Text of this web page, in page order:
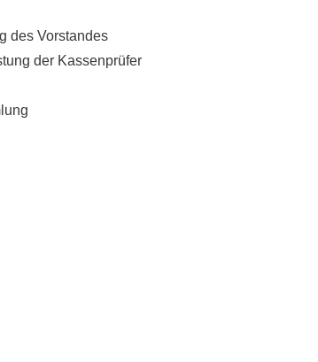
des Vorstandes
der Kassenprüfer